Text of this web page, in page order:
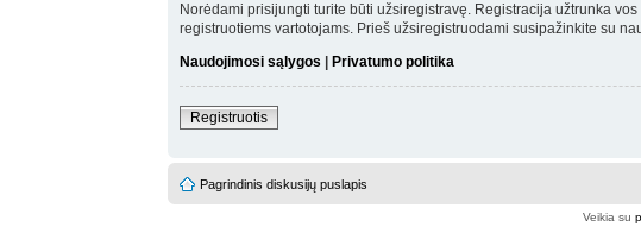
Norėdami prisijungti turite būti užsiregistravę. Registracija užtrunka
registruotiems vartotojams. Prieš užsiregistruodami susipažinkite su
Naudojimosi sąlygos
Privatumo politika
Registruotis
Pagrindinis diskusijų puslapis
Veikia su